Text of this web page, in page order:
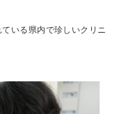
いる県内で珍しいクリニ